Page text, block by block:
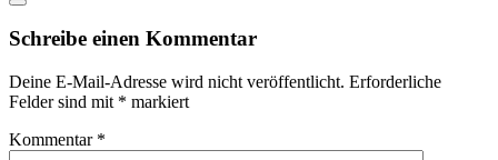
Schreibe einen Kommentar
Deine E-Mail-Adresse wird nicht veröffentlicht. Erforderliche
Felder sind mit * markiert
Kommentar *